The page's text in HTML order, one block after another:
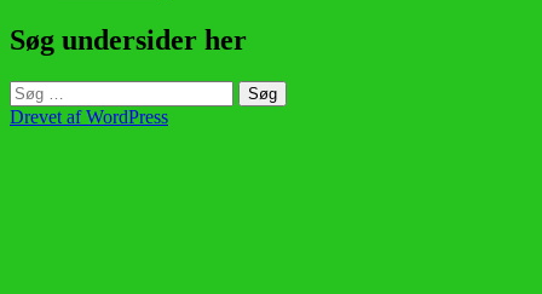
Søg undersider her
Søg
efter:
Drevet af WordPress